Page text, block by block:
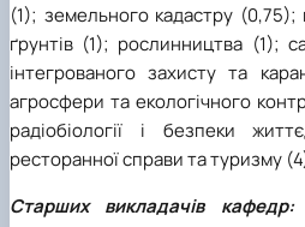
(1); земельного кадастру (0,75);
ґрунтів (1); рослинництва (1);
інтегрованого захисту та
агросфери та екологічного
радіобіології і безпеки
ресторанної справи та туризму
Старших викладачів кафедр: